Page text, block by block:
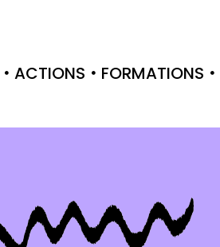
ACTIONS FORMATIONS